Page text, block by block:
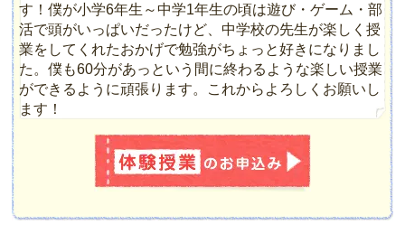
す！僕が小学6年生～中学1年生の頃は遊び・ゲーム・部
活で頭がいっぱいだったけど、中学校の先生が楽しく授
業をしてくれたおかげで勉強がちょっと好きになりまし
た。僕も60分があっという間に終わるような楽しい授業
ができるように頑張ります。これからよろしくお願いし
ます！